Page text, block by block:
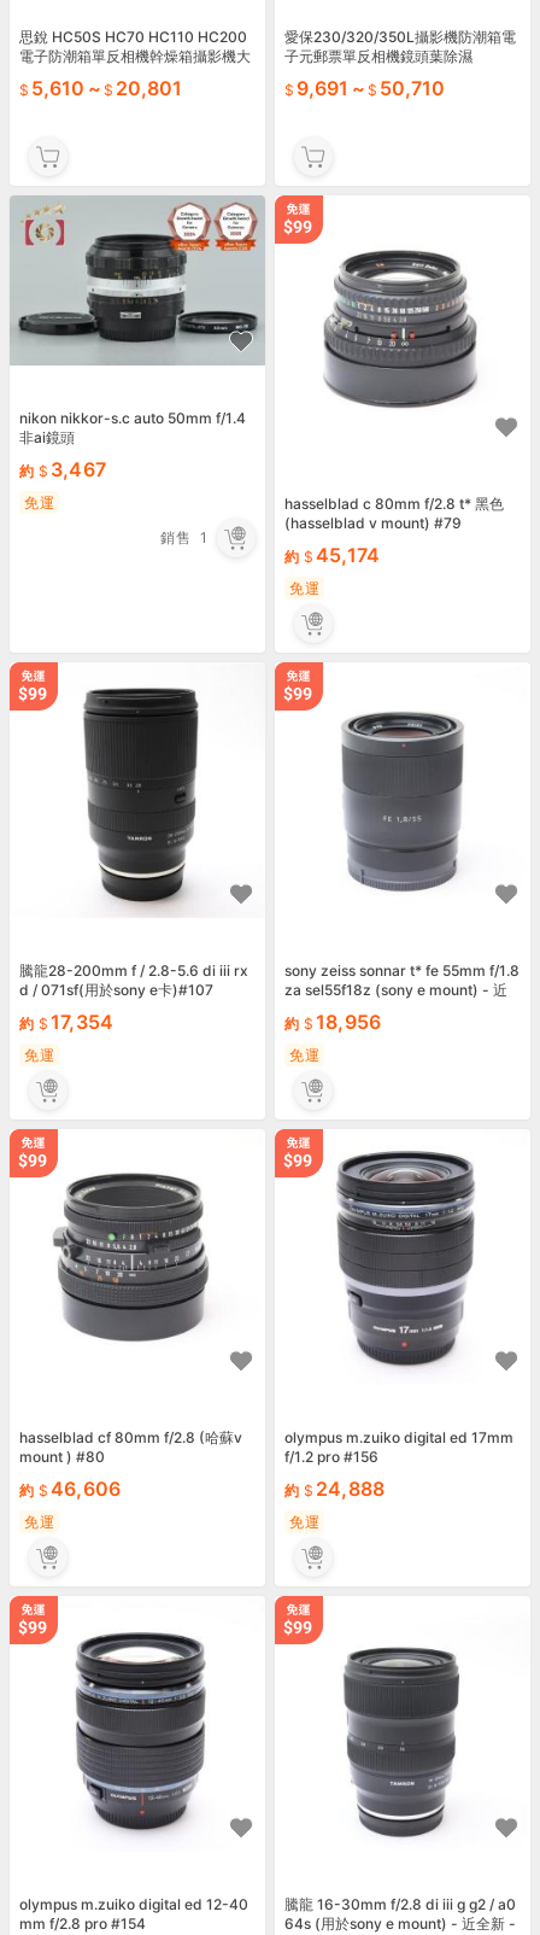
思銳 HC50S HC70 HC110 HC200
電子防潮箱單反相機幹燥箱攝影機大
5,610 ~ 20,801
愛保230/320/350L攝影機防潮箱電
子元郵票單反相機鏡頭葉除濕
9,691 ~ 50,710
nikon nikkor-s.c auto 50mm f/1.4
非ai鏡頭
約
3,467
免運
銷售 1
hasselblad c 80mm f/2.8 t* 黑色
(hasselblad v mount) #79
約
45,174
免運
騰龍28-200mm f / 2.8-5.6 di iii rx
d / 071sf(用於sony e卡)#107
約
17,354
免運
sony zeiss sonnar t* fe 55mm f/1.8
za sel55f18z (sony e mount) - 近
約 18,956
免運
hasselblad cf 80mm f/2.8 (哈蘇v
mount ) #80
約
46,606
免運
olympus m.zuiko digital ed 17mm
f/1.2 pro #156
約
24,888
免運
olympus m.zuiko digital ed 12-40
mm f/2.8 pro #154
騰龍 16-30mm f/2.8 di iii g g2 / a0
64s (用於sony e mount) - 近全新 -